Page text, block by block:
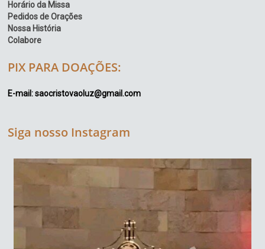
Horário da Missa
Pedidos de Orações
Nossa História
Colabore
PIX PARA DOAÇÕES:
E-mail: saocristovaoluz@gmail.com
Siga nosso Instagram